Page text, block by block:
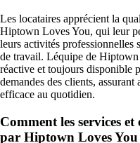
Les locataires apprécient la
Hiptown Loves You, qui leur
leurs activités professionnelles
de travail. Léquipe de
réactive et toujours disponible
demandes des clients,
efficace au quotidien.
Comment les services
par Hiptown Loves